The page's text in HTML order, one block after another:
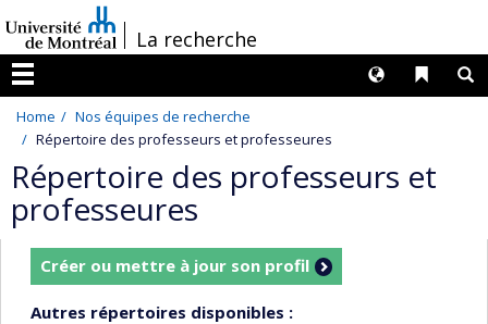
au
contenu
/La recherche
Menu
Liens
Langues
Home
Nos équipes de recherche
Répertoire des professeurs et professeures
Répertoire des professeurs et
professeures
Créer ou mettre à jour son profil
Autres répertoires disponibles :